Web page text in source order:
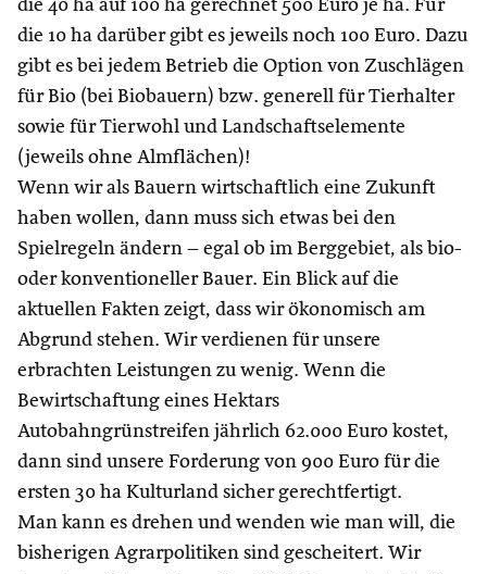
die 40 ha auf 100 ha gerechnet 500 Euro je ha. Für
die 10 ha darüber gibt es jeweils noch 100 Euro. Dazu
gibt es bei jedem Betrieb die Option von Zuschlägen
für Bio (bei Biobauern) bzw. generell für Tierhalter
sowie für Tierwohl und Landschaftselemente
(jeweils ohne Almflächen)!
Wenn wir als Bauern wirtschaftlich eine Zukunft
haben wollen, dann muss sich etwas bei den
Spielregeln ändern – egal ob im Berggebiet, als bio-
oder konventioneller Bauer. Ein Blick auf die
aktuellen Fakten zeigt, dass wir ökonomisch am
Abgrund stehen. Wir verdienen für unsere
erbrachten Leistungen zu wenig. Wenn die
Bewirtschaftung eines Hektars
Autobahngrünstreifen jährlich 62.000 Euro kostet,
dann sind unsere Forderung von 900 Euro für die
ersten 30 ha Kulturland sicher gerechtfertigt.
Man kann es drehen und wenden wie man will, die
bisherigen Agrarpolitiken sind gescheitert. Wir